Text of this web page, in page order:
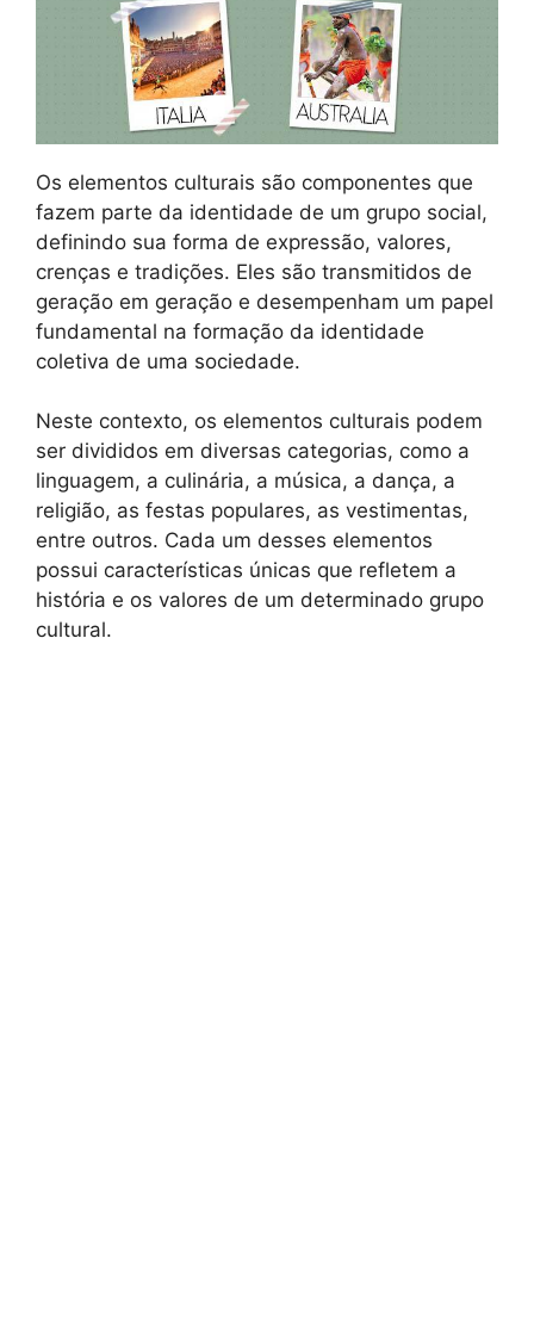
Os elementos culturais são componentes que
fazem parte da identidade de um grupo social,
definindo sua forma de expressão, valores,
crenças e tradições. Eles são transmitidos de
geração em geração e desempenham um papel
fundamental na formação da identidade
coletiva de uma sociedade.
Neste contexto, os elementos culturais podem
ser divididos em diversas categorias, como a
linguagem, a culinária, a música, a dança, a
religião, as festas populares, as vestimentas,
entre outros. Cada um desses elementos
possui características únicas que refletem a
história e os valores de um determinado grupo
cultural.